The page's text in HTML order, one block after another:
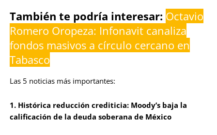
También te podría interesar: Octavio
Romero Oropeza: Infonavit canaliza
fondos masivos a círculo cercano en
Tabasco
Las 5 noticias más importantes:
1. Histórica reducción crediticia: Moody’s baja la
calificación de la deuda soberana de México